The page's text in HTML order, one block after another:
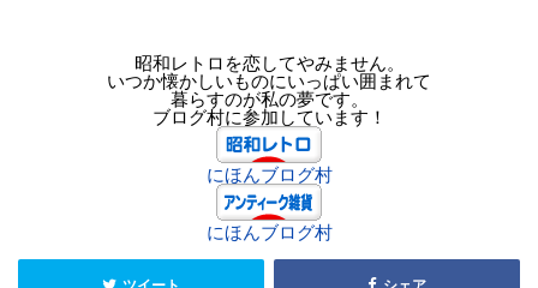
昭和レトロを恋してやみません。
いつか懐かしいものにいっぱい囲まれて
暮らすのが私の夢です。
ブログ村に参加しています！
にほんブログ村
にほんブログ村